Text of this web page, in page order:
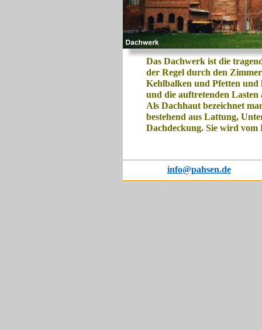
Das Dachwerk ist die
der Regel durch den
Kehlbalken und Pfetten und
und die auftretenden Lasten
Als Dachhaut bezeichnet
bestehend aus Lattung,
Dachdeckung. Sie wird vom
info@pahsen.de